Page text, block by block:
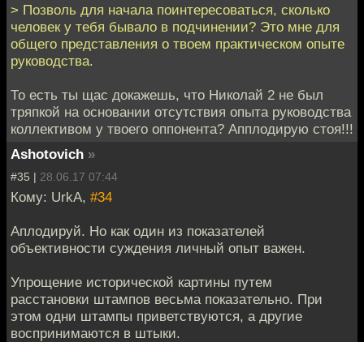
> Позволь для начала поинтересоваться, сколько
человек у тебя бывало в подчинении? Это мне для
общего представления о твоем практическом опыте
руководства.
То есть ты щас докажешь, что Николай 2 не был
тряпкой на основании отсутствия опыта руководства
коллективом у твоего оппонента? Апплодирую стоя!!!
Ashotovich »
#35 | 28.06.17 07:44
Кому: UrkA, #34
Аплодируй. Но как один из показателей
объективности суждения личный опыт важен.
Упрощение исторической картины путем
расстановки штампов весьма показательно. При
этом одни штампы приветствуются, а другие
воспринимаются в штыки.